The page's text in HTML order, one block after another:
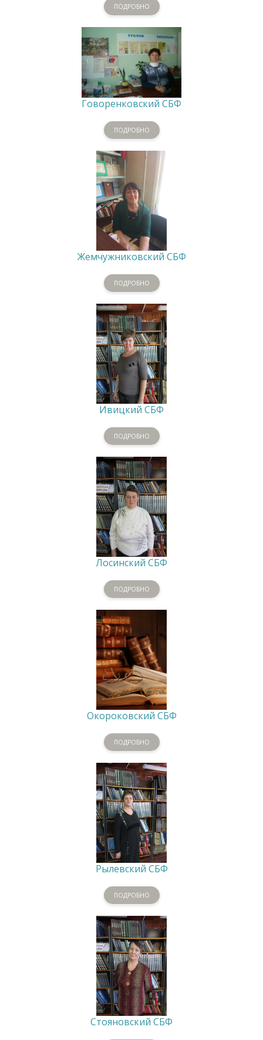
ПОДРОБНО
Говоренковский СБФ
ПОДРОБНО
Жемчужниковский СБФ
ПОДРОБНО
Ивицкий СБФ
ПОДРОБНО
Лосинский СБФ
ПОДРОБНО
Окороковский СБФ
ПОДРОБНО
Рылевский СБФ
ПОДРОБНО
Стояновский СБФ